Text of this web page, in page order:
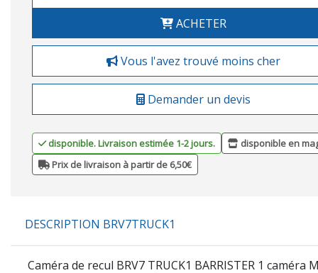
ACHETER
Vous l'avez trouvé moins cher
Demander un devis
disponible. Livraison estimée 1-2 jours.
disponible en
Prix de livraison à partir de 6,50€
DESCRIPTION BRV7TRUCK1
Caméra de recul BRV7 TRUCK1 BARRISTER 1 caméra